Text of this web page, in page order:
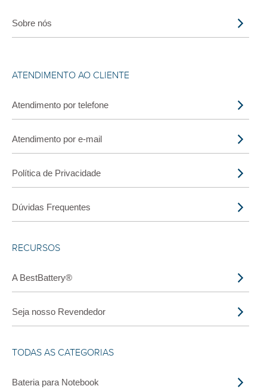
Sobre nós
ATENDIMENTO AO CLIENTE
Atendimento por telefone
Atendimento por e-mail
Política de Privacidade
Dúvidas Frequentes
RECURSOS
A BestBattery®
Seja nosso Revendedor
TODAS AS CATEGORIAS
Bateria para Notebook